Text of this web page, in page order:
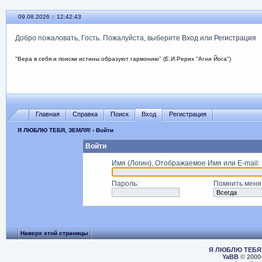
09.08.2026 :: 12:42:43
Добро пожаловать, Гость. Пожалуйста, выберите Входили Регистрация
"Вера в себя и поиски истины образуют гармонию" (Е.И.Рерих "Агни Йога")
Главная Справка Поиск Вход Регистрация
Я ЛЮБЛЮ ТЕБЯ, ЗЕМЛЯ!› Войти
Войти
Имя (Логин), Отображаемое Имя или E-mail :
Пароль: Помнить меня
Наверх этой страницы
Я ЛЮБЛЮ
YaBB©